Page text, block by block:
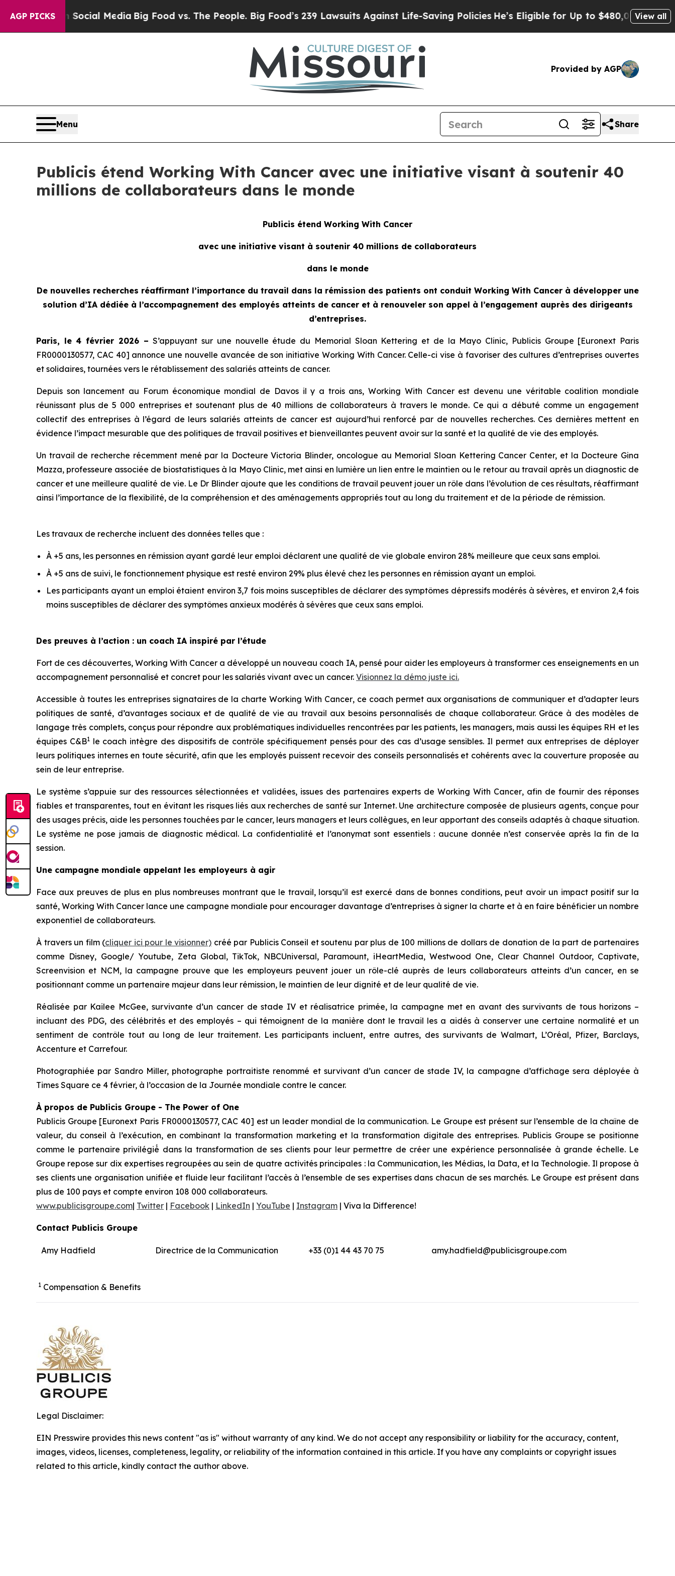
AGP PICKS
on Social MediaBig Food vs. The People. Big Food’s 239 Lawsuits Against Life-Saving PoliciesHe’s Eligible for Up to $480,000 After BeingView all
Provided by AGP
Menu Share
Publicis étend Working With Cancer avec une initiative visant à soutenir 40
millions de collaborateurs dans le monde
Publicis étend Working With Cancer
avec une initiative visant à soutenir 40 millions de collaborateurs
dans le monde
De nouvelles recherches réaffirmant l’importance du travail dans la rémission des patients ont conduit Working With Cancerà développer une
solution d’IA dédiée à l’accompagnement des employés atteints de cancer et à renouveler son appel à l’engagement auprès des dirigeants
d’entreprises.
Paris, le 4 février 2026 –S’appuyant sur une nouvelle étude du Memorial Sloan Kettering et de la Mayo Clinic, Publicis Groupe [Euronext Paris
FR0000130577, CAC 40] annonce une nouvelle avancée de son initiative Working With Cancer. Celle-ci vise à favoriser des cultures d’entreprises ouvertes
et solidaires, tournées vers le rétablissement des salariés atteints de cancer.
Depuis son lancement au Forum économique mondial de Davos il y a trois ans,Working With Cancer est devenu une véritable coalition mondiale
réunissant plus de 5 000 entreprises et soutenant plus de 40 millions de collaborateurs à travers le monde. Ce qui a débuté comme un engagement
collectif des entreprises à l’égard de leurs salariés atteints de cancer est aujourd’hui renforcé par de nouvelles recherches. Ces dernières mettent en
évidence l’impact mesurable que des politiques de travail positives et bienveillantes peuvent avoir sur la santé et la qualité de vie des employés.
Un travail de recherche récemment mené par la Docteure Victoria Blinder, oncologue au Memorial Sloan Kettering Cancer Center, et la Docteure Gina
Mazza, professeure associée de biostatistiques à la Mayo Clinic, met ainsi en lumière un lien entre le maintien ou le retour au travail après un diagnostic de
cancer et une meilleure qualité de vie. Le Dr Blinder ajoute que les conditions de travail peuvent jouer un rôle dans l’évolution de ces résultats, réaffirmant
ainsi l’importance de la flexibilité, de la compréhension et des aménagements appropriés tout au long du traitement et de la période de rémission.
Les travaux de recherche incluent des données telles que :
À +5 ans, les personnes en rémission ayant gardé leur emploi déclarent une qualité de vie globale environ 28% meilleure que ceux sans emploi.
À +5 ans de suivi, le fonctionnement physique est resté environ 29% plus élevé chez les personnes en rémission ayant un emploi.
Les participants ayant un emploi étaient environ 3,7 fois moins susceptibles de déclarer des symptômes dépressifs modérés à sévères, et environ 2,4 fois
moins susceptibles de déclarer des symptômes anxieux modérés à sévères que ceux sans emploi.
Des preuves à l’action : un coach IA inspiré par l’étude
Fort de ces découvertes,Working With Cancer a développé un nouveau coach IA, pensé pour aider les employeurs à transformer ces enseignements en un
accompagnement personnalisé et concret pour les salariés vivant avec un cancer. Visionnez la démo juste ici.
Accessible à toutes les entreprises signataires de la charteWorking With Cancer, ce coach permet aux organisations de communiquer et d’adapter leurs
politiques de santé, d’avantages sociaux et de qualité de vie au travail aux besoins personnalisés de chaque collaborateur. Grâce à des modèles de
langage très complets, conçus pour répondre aux problématiques individuelles rencontrées par les patients, les managers, mais aussi les équipes RH et les
équipes C&B1le coach intègre des dispositifs de contrôle spécifiquement pensés pour des cas d’usage sensibles. Il permet aux entreprises de déployer
leurs politiques internes en toute sécurité, afin que les employés puissent recevoir des conseils personnalisés et cohérents avec la couverture proposée au
sein de leur entreprise.
Le système s’appuie sur des ressources sélectionnées et validées, issues des partenaires experts de Working With Cancer, afin de fournir des réponses
fiables et transparentes, tout en évitant les risques liés aux recherches de santé sur Internet. Une architecture composée de plusieurs agents, conçue pour
des usages précis, aide les personnes touchées par le cancer, leurs managers et leurs collègues, en leur apportant des conseils adaptés à chaque situation.
Le système ne pose jamais de diagnostic médical. La confidentialité et l’anonymat sont essentiels : aucune donnée n’est conservée après la fin de la
session.
Une campagne mondiale appelant les employeurs à agir
Face aux preuves de plus en plus nombreuses montrant que le travail, lorsqu’il est exercé dans de bonnes conditions, peut avoir un impact positif sur la
santé, Working With Cancer lance une campagne mondiale pour encourager davantage d’entreprises à signer la charte et à en faire bénéficier un nombre
exponentiel de collaborateurs.
À travers un film (cliquer ici pour le visionner) créé par Publicis Conseil et soutenu par plus de 100 millions de dollars de donation de la part de partenaires
comme Disney, Google/ Youtube, Zeta Global, TikTok, NBCUniversal, Paramount, iHeartMedia, Westwood One, Clear Channel Outdoor, Captivate,
Screenvision et NCM, la campagne prouve que les employeurs peuvent jouer un rôle-clé auprès de leurs collaborateurs atteints d’un cancer, en se
positionnant comme un partenaire majeur dans leur rémission, le maintien de leur dignité et de leur qualité de vie.
Réalisée par Kailee McGee, survivante d’un cancer de stade IV et réalisatrice primée, la campagne met en avant des survivants de tous horizons –
incluant des PDG, des célébrités et des employés – qui témoignent de la manière dont le travail les a aidés à conserver une certaine normalité et un
sentiment de contrôle tout au long de leur traitement. Les participants incluent, entre autres, des survivants de Walmart, L’Oréal, Pfizer, Barclays,
Accenture et Carrefour.
Photographiée par Sandro Miller, photographe portraitiste renommé et survivant d’un cancer de stade IV, la campagne d’affichage sera déployée à
Times Square ce 4 février, à l’occasion de la Journée mondiale contre le cancer.
À propos de Publicis Groupe - The Power of One
Publicis Groupe [Euronext Paris FR0000130577, CAC 40] est un leader mondial de la communication. Le Groupe est présent sur l’ensemble de la chaîne de
valeur, du conseil à l’exécution, en combinant la transformation marketing et la transformation digitale des entreprises. Publicis Groupe se positionne
comme le partenaire privilégié́ dans la transformation de ses clients pour leur permettre de créer une expérience personnalisée à grande échelle. Le
Groupe repose sur dix expertises regroupées au sein de quatre activités principales : la Communication, les Médias, la Data, et la Technologie. Il propose à
ses clients une organisation unifiée et fluide leur facilitant l’accès à l’ensemble de ses expertises dans chacun de ses marchés. Le Groupe est présent dans
plus de 100 pays et compte environ 108 000 collaborateurs.
www.publicisgroupe.com| Twitter | Facebook | LinkedIn | YouTube | Instagram | Viva la Difference!
Contact Publicis Groupe
Amy Hadfield Directrice de la Communication +33 (0)1 44 43 70 75 amy.hadfield@publicisgroupe.com
1 Compensation & Benefits
Legal Disclaimer:
EIN Presswire provides this news content "as is" without warranty of any kind. We do not accept any responsibility or liability for the accuracy, content,
images, videos, licenses, completeness, legality, or reliability of the information contained in this article. If you have any complaints or copyright issues
related to this article, kindly contact the author above.